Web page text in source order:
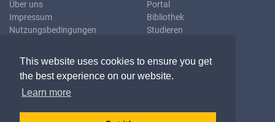
This website uses cookies to ensure you get
the best experience on our website.
Learn more
Über uns
Impressum
Nutzungsbedingungen
Portal
Bibliothek
Studieren
KONTAKT & HILFE
E-Mail